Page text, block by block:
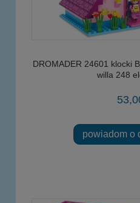
DROMADER 24601 klocki
willa 248
powiadom o